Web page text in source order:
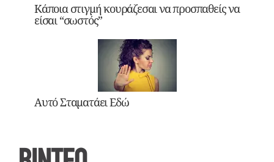
Κάποια στιγμή κουράζεσαι να προσπαθείς να
είσαι “σωστός”
Αυτό Σταματάει Εδώ